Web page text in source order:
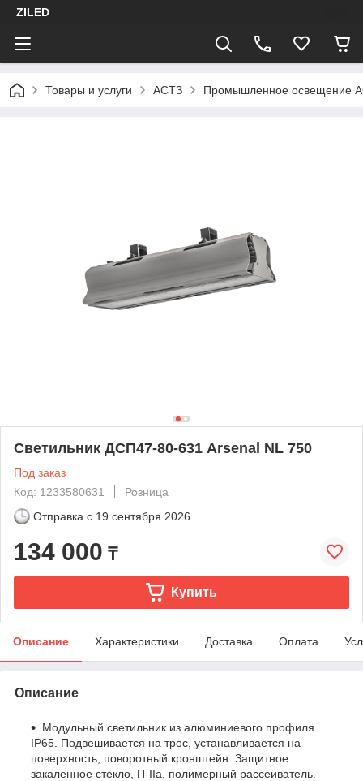
ZILED
Товары и услуги АСТЗ Промышленное освещение
Светильник ДСП47-80-631 Arsenal NL 750
Под заказ
Код: 1233580631
Розница
Отправка с 19 сентября 2026
134 000 ₸
Купить
Описание Характеристики Доставка Оплата
Описание
Модульный светильник из алюминиевого профиля.
IP65. Подвешивается на трос, устанавливается на
поверхность, поворотный кронштейн. Защитное
закаленное стекло, П-IIа, полимерный рассеиватель.